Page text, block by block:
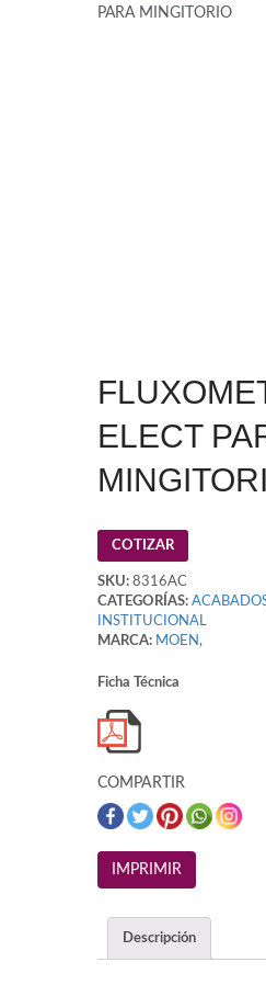
PARA MINGITORIO
ELECT
COTIZAR
SKU: 8316AC
CATEGORÍAS:
INSTITUCIONAL
MARCA: MOEN,
Ficha Técnica
COMPARTIR
Descripción